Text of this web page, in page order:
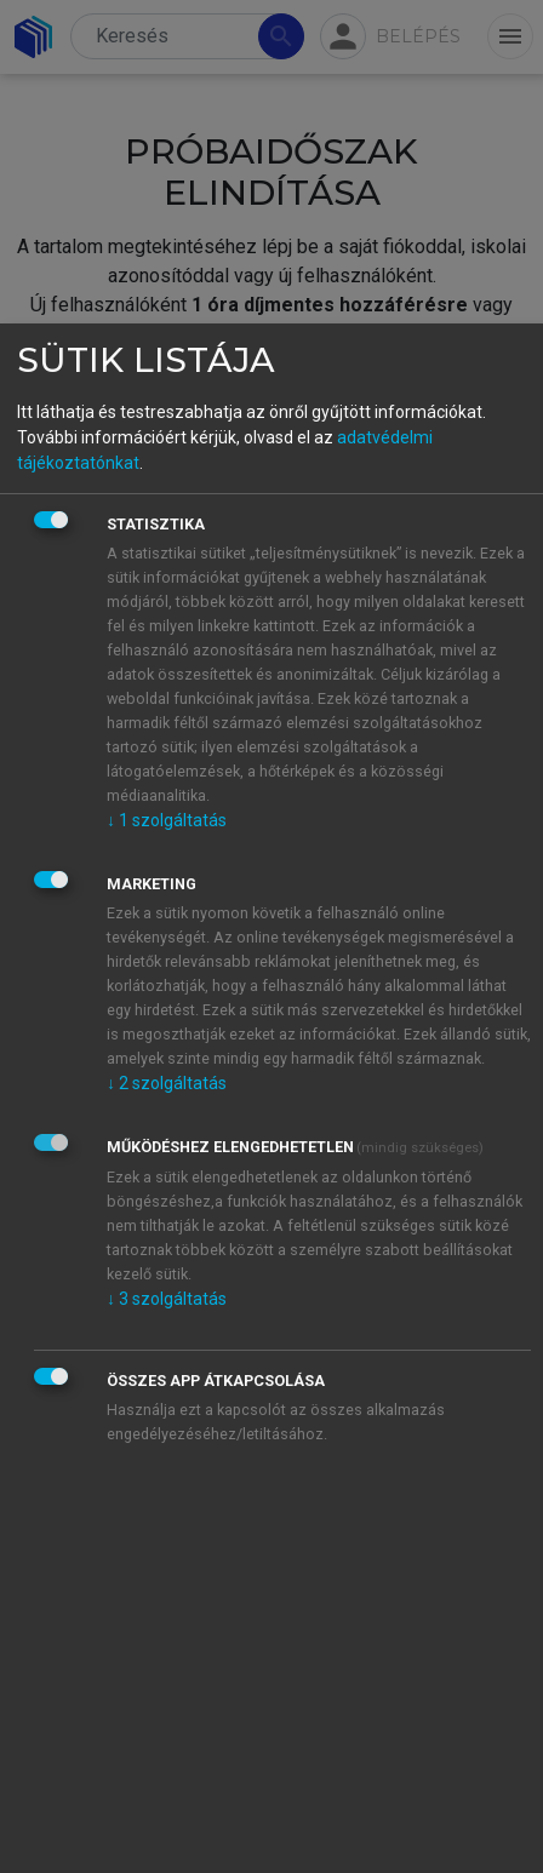
search person BELÉPÉS menu
PRÓBAIDŐSZAK
ELINDÍTÁSA
A tartalom megtekintéséhez lépj be a saját fiókoddal, iskolai
azonosítóddal vagy új felhasználóként.
Új felhasználóként 1 óra díjmentes hozzáférésre vagy
fiókoddal,vagy hozz létre új fiókot.
A regisztráció után apróbaidőszakautomatikusan
BELÉPÉS SAJÁT FIÓKKAL
ÚJ FIÓK LÉTREHOZÁSA
1 óra díjmentes hozzáférés
E-MAIL-CÍM
JELSZÓ
JELSZÓ ÚJRA
Kérek értesítést a MeRSZ újdonságairól, akcióiról.
Kérek értesítést az Akadémiai Kiadó Zrt. újdonságairól,
Adatkezelési tájékoztatóbanfoglaltakat tudomásul
veszem és elfogadom.
Általános vásárlási feltételeket, valamint a szotar.netés a
mersz.huoldalak licencszerződéseiben foglaltakat
tudomásul veszem és elfogadom.
KIPRÓBÁLOM
SÜTIK LISTÁJA
Itt láthatja és testreszabhatja az önről gyűjtött információkat.
További információért kérjük, olvasd el az adatvédelmi
tájékoztatónkat
STATISZTIKA
A statisztikai sütiket „teljesítménysütiknek” is nevezik. Ezek a
sütik információkat gyűjtenek a webhely használatának
módjáról, többek között arról, hogy milyen oldalakat keresett
fel és milyen linkekre kattintott. Ezek az információk a
felhasználó azonosítására nem használhatóak, mivel az
adatok összesítettek és anonimizáltak. Céljuk kizárólag a
weboldal funkcióinak javítása. Ezek közé tartoznak a
harmadik féltől származó elemzési szolgáltatásokhoz
tartozó sütik; ilyen elemzési szolgáltatások a
látogatóelemzések, a hőtérképek és a közösségi
médiaanalitika.
↓ 1 szolgáltatás
MARKETING
Ezek a sütik nyomon követik a felhasználó online
tevékenységét. Az online tevékenységek megismerésével a
hirdetők relevánsabb reklámokat jeleníthetnek meg, és
korlátozhatják, hogy a felhasználó hány alkalommal láthat
egy hirdetést. Ezek a sütik más szervezetekkel és hirdetőkkel
is megoszthatják ezeket az információkat. Ezek állandó sütik,
amelyek szinte mindig egy harmadik féltől származnak.
↓ 2 szolgáltatás
MŰKÖDÉSHEZ ELENGEDHETETLEN (mindig szükséges)
Ezek a sütik elengedhetetlenek az oldalunkon történő
böngészéshez,a funkciók használatához, és a felhasználók
nem tilthatják le azokat. A feltétlenül szükséges sütik közé
tartoznak többek között a személyre szabott beállításokat
kezelő sütik.
↓ 3 szolgáltatás
ÖSSZES APP ÁTKAPCSOLÁSA
Használja ezt a kapcsolót az összes alkalmazás
engedélyezéséhez/letiltásához.